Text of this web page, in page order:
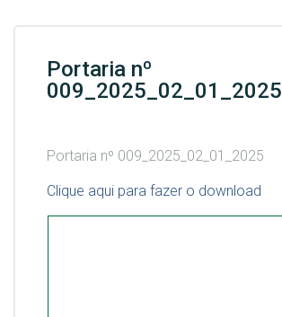
Portaria nº
009_2025_02_01_2025
Portaria nº 009_2025_02_01_2025
Clique aqui para fazer o download